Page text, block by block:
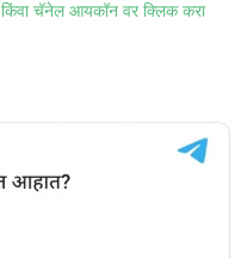
चॅनेल आयकॉन वर क्लिक करा